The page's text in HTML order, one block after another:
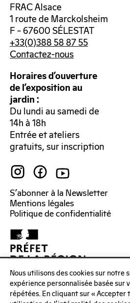
FRAC Alsace
1 route de Marckolsheim
F – 67600 SÉLESTAT
+33(0)388 58 87 55
Contactez-nous
Horaires d’ouverture
de l’exposition au
jardin :
Du lundi au samedi de
14h à 18h
Entrée et ateliers
gratuits, sur inscription
S’abonner à la Newsletter
Mentions légales
Politique de confidentialité
Nous utilisons des cookies sur notre
expérience personnalisée basée sur
répétées. En cliquant sur « Accepter